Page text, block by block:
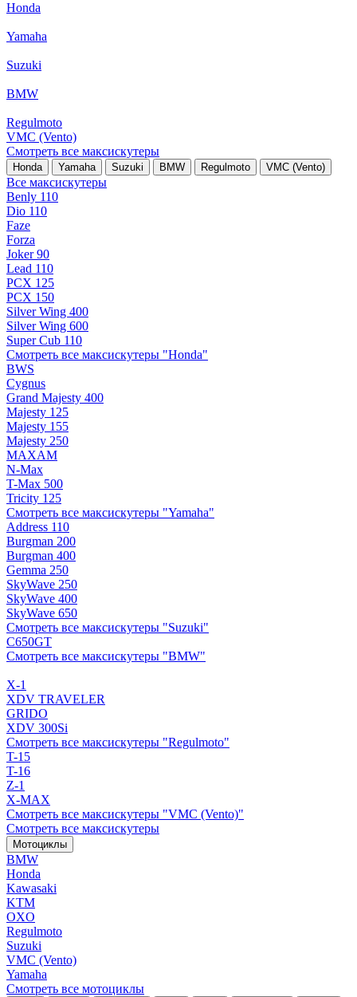
Honda
Yamaha
Suzuki
BMW
Regulmoto
VMC (Vento)
Смотреть все максискутеры
Honda Yamaha Suzuki BMW Regulmoto VMC (Vento)
Все максискутеры
Benly 110
Dio 110
Faze
Forza
Joker 90
Lead 110
PCX 125
PCX 150
Silver Wing 400
Silver Wing 600
Super Cub 110
Смотреть все максискутеры "Honda"
BWS
Cygnus
Grand Majesty 400
Majesty 125
Majesty 155
Majesty 250
MAXAM
N-Max
T-Max 500
Tricity 125
Смотреть все максискутеры "Yamaha"
Address 110
Burgman 200
Burgman 400
Gemma 250
SkyWave 250
SkyWave 400
SkyWave 650
Смотреть все максискутеры "Suzuki"
C650GT
Смотреть все максискутеры "BMW"
X-1
XDV TRAVELER
GRIDO
XDV 300Si
Смотреть все максискутеры "Regulmoto"
T-15
T-16
Z-1
X-MAX
Смотреть все максискутеры "VMC (Vento)"
Смотреть все максискутеры
Мотоциклы
BMW
Honda
Kawasaki
KTM
OXO
Regulmoto
Suzuki
VMC (Vento)
Yamaha
Смотреть все мотоциклы